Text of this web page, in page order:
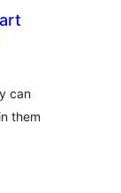
can
them